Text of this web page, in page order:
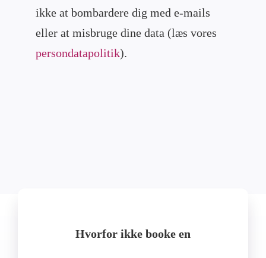
ikke at bombardere dig med e-mails
eller at misbruge dine data (læs vores
persondatapolitik).
Hvorfor ikke booke en